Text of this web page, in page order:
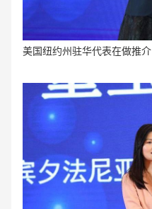
美国纽约州驻华代表在做推介